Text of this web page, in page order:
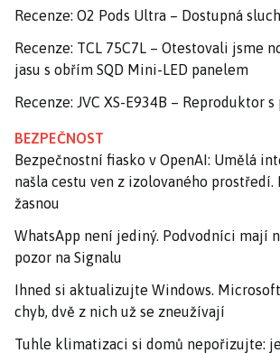
Recenze: O2 Pods Ultra – Dostupná
Recenze: TCL 75C7L – Otestovali jsme
jasu s obřím SQD Mini-LED panelem
Recenze: JVC XS-E934B – Reproduktor
BEZPEČNOST
Bezpečnostní fiasko v OpenAI: Umělá
našla cestu ven z izolovaného
žasnou
WhatsApp není jediný. Podvodníci mají
pozor na Signalu
Ihned si aktualizujte Windows.
chyb, dvě z nich už se zneužívají
Tuhle klimatizaci si domů nepořizujte: